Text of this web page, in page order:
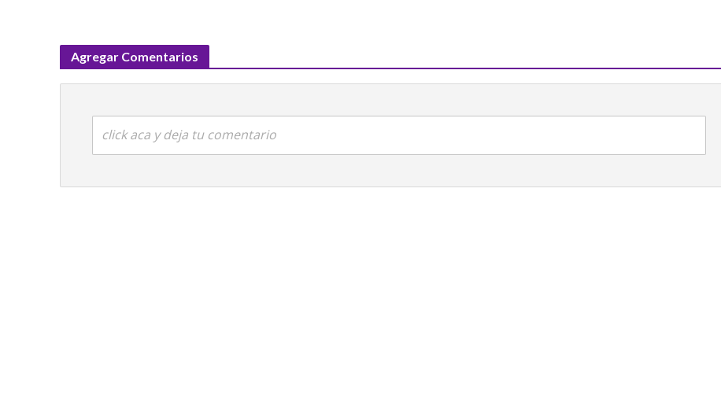
Agregar Comentarios
click aca y deja tu comentario